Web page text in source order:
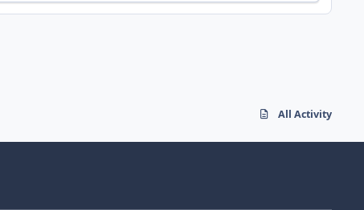
All Activity